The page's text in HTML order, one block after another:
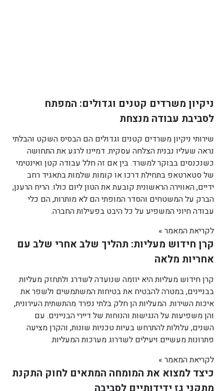
ניקיון משרדים קטנים וגדולים: המפתח
לסביבת עבודה מנצחת
שירותי ניקיון משרדים קטנים וגדולים הם הבסיס השקט והבלתי
נראה שעליו נבנית הצלחה עסקית. דמיינו לרגע את התחושה
כשנכנסים בבוקר למשרד. בין אם זה חלל עבודה קטן ואינטימי
של סטארטאפ בתחילת דרכו או קומות שלמות בתאגיד רחב
ידיים, האווירה הראשונית קובעת את הטון ליום כולו. הריח הרענן,
הברק על המשטחים והסדר המופתי הם לא מותרות, הם כלי
עבודה חיוני המשפיע על כל היבט בפעילות החברה.
לקריאת המאמר »
קרן חידוש מעליות: תהליך שלב אחרי שלב עם
אחריות מלאה
קרן חידוש מעליות היא יוזמה שנועדה לשדרג ולתחזק מעליות
בבניינים, במטרה להבטיח את בטיחות המשתמשים ולשפר את
איכות השירות. המעליות הן חלק בלתי נפרד מהתשתית העירונית,
והן משפיעות על הנגישות והנוחות של דיירי הבניינים. עם
השנים, עלולות להתרחש בעיות טכניות שונות, והקרן מציעה
פתרונות מעשיים ויעילים לשדרוג מערכות המעליות.
לקריאת המאמר »
כיצד למצוא את המומחה המתאים לחוק התקנת